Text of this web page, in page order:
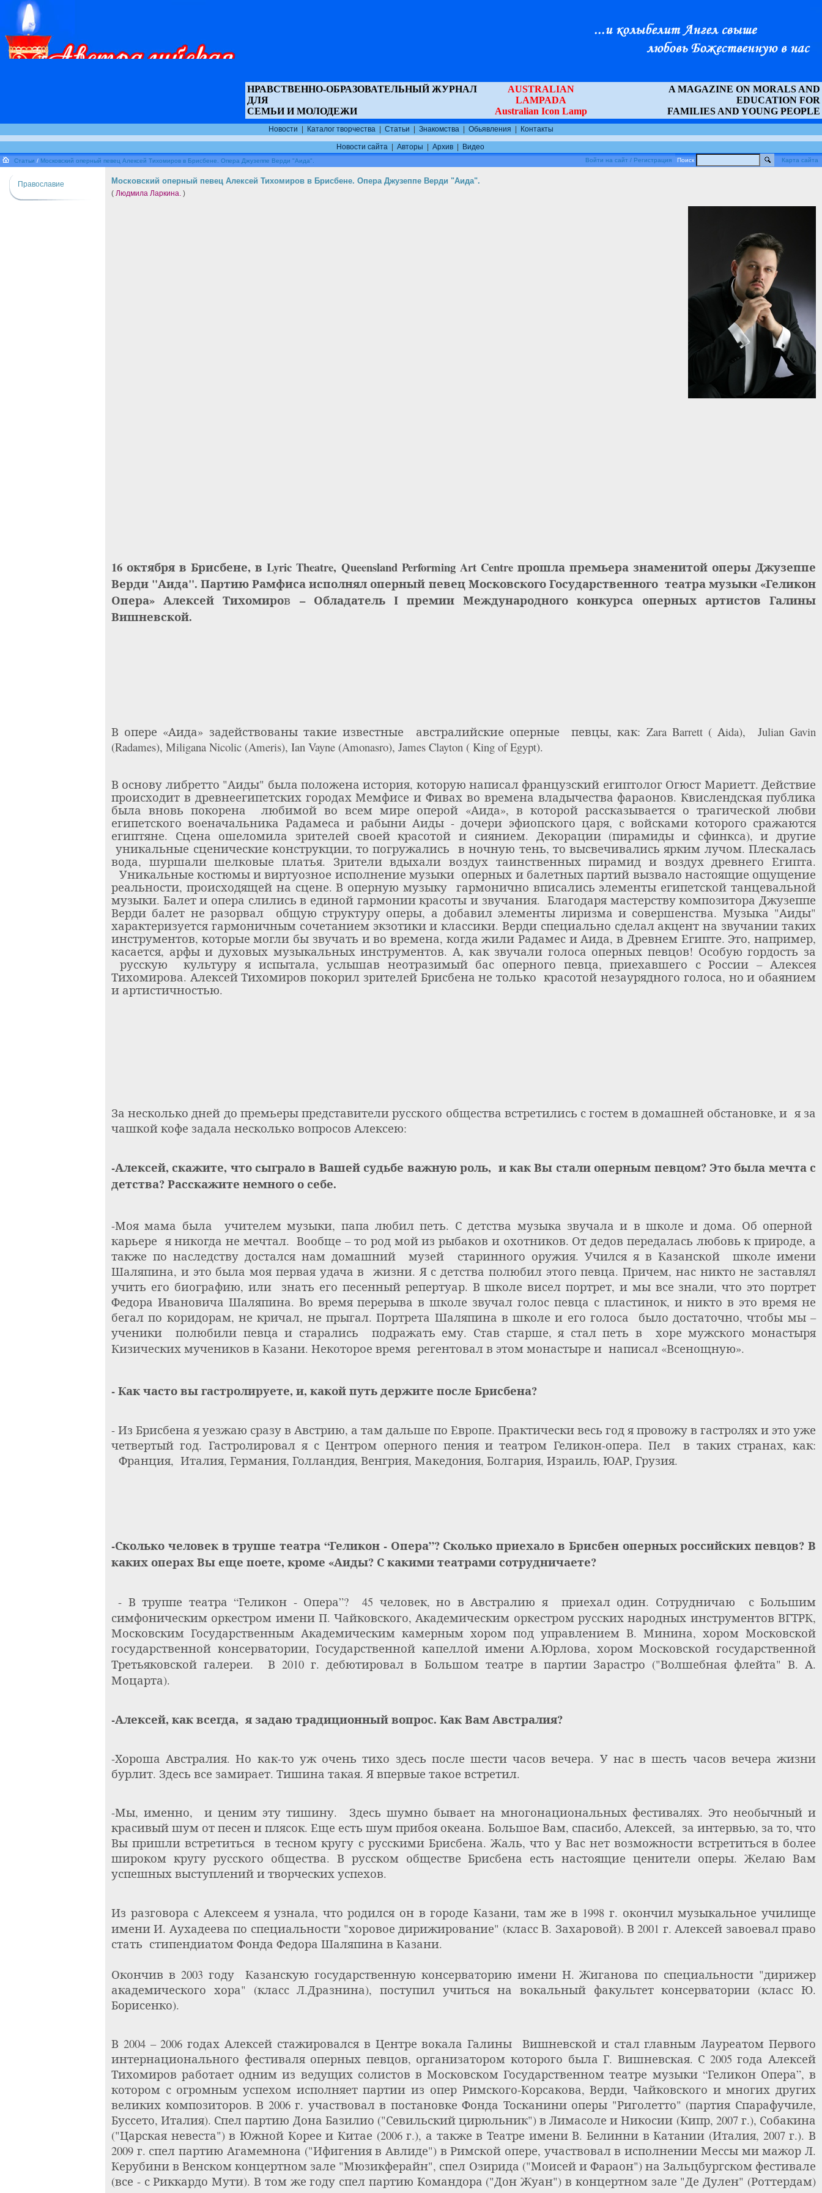
НРАВСТВЕННО-ОБРАЗОВАТЕЛЬНЫЙ ЖУРНАЛ
ДЛЯ
СЕМЬИ И МОЛОДЕЖИ
AUSTRALIAN
LAMPADA
Australian Icon Lamp
A MAGAZINE ON MORALS AND
EDUCATION FOR
FAMILIES AND YOUNG PEOPLE
Новости Каталог творчества Статьи Знакомства Обьявления Контакты
Новости сайта Авторы Архив Видео
Статьи / Московский оперный певец Алексей Тихомиров в Брисбене. Опера Джузеппе Верди "Аида". Войти на сайт / Регистрация Поиск Карта сайта
Православие Московский оперный певец Алексей Тихомиров в Брисбене. Опера Джузеппе Верди "Аида".
( Людмила Ларкина. )
16 октября в Брисбене, вLyric Theatre, Queensland Performing Art Centre прошла премьера знаменитой оперы Джузеппе
Верди "Аида". Партию Рамфиса исполнял оперный певец Московского Государственного театра музыки «Геликон
Опера» Алексей Тихомиров – Обладатель I премии Международного конкурса оперных артистов Галины
Вишневской.
В опере «Аида» задействованы такие известные австралийские оперные певцы, как: Zara Barrett( Аida), Julian Gavin
(Radames), Miligana Nicolic (Ameris), Ian Vayne (Amonasro), James Clayton ( King of Egypt).
В основу либретто "Аиды" была положена история, которую написал французский египтолог Огюст Мариетт. Действие
происходит в древнеегипетских городах Мемфисе и Фивах во времена владычества фараонов. Квислендская публика
была вновь покорена
любимой во всем мире оперой «Аида», в которой рассказывается о трагической любви
египетского военачальника Радамеса и рабыни Аиды - дочери эфиопского царя, с войсками которого сражаются
египтяне. Сцена ошеломила зрителей своей красотой и сиянием. Декорации (пирамиды и сфинкса), и другие
уникальные сценические конструкции, то погружались
в ночную тень, то высвечивались ярким лучом. Плескалась
вода, шуршали шелковые платья. Зрители вдыхали воздух таинственных пирамид и воздух древнего Египта.
Уникальные костюмы и виртуозное исполнение музыки оперных и балетных партий вызвало настоящие ощущение
реальности, происходящей на сцене. В оперную музыку гармонично вписались элементы египетской танцевальной
музыки. Балет и опера слились в единой гармонии красоты и звучания. Благодаря мастерству композитора Джузеппе
Верди балет не разорвал
общую структуру оперы, а добавил элементы лиризма и совершенства. Музыка "Аиды"
характеризуется гармоничным сочетанием экзотики и классики. Верди специально сделал акцент на звучании таких
инструментов, которые могли бы звучать и во времена, когда жили Радамес и Аида, в Древнем Египте. Это, например,
касается, арфы и духовых музыкальных инструментов. А, как звучали голоса оперных певцов! Особую гордость за
русскую
культуру я испытала, услышав неотразимый бас оперного певца, приехавшего с России – Алексея
Тихомирова. Алексей Тихомиров покорил зрителей Брисбена не только красотой незаурядного голоса, но и обаянием
и артистичностью.
За несколько дней до премьеры представители русского общества встретились с гостем в домашней обстановке, и я за
чашкой кофе задала несколько вопросов Алексею:
-Алексей, скажите, что сыграло в Вашей судьбе важную роль, и как Вы стали оперным певцом? Это была мечта с
детства? Расскажите немного о себе.
-Моя мама была
учителем музыки, папа любил петь. С детства музыка звучала и в школе и дома. Об оперной
карьере я никогда не мечтал. Вообще – то род мой из рыбаков и охотников. От дедов передалась любовь к природе, а
также по наследству достался нам домашний
музей старинного оружия. Учился я в Казанской
школе имени
Шаляпина, и это была моя первая удача в
жизни. Я с детства полюбил этого певца. Причем, нас никто не заставлял
учить его биографию, или
знать его песенный репертуар. В школе висел портрет, и мы все знали, что это портрет
Федора Ивановича Шаляпина. Во время перерыва в школе звучал голос певца с пластинок, и никто в это время не
бегал по коридорам, не кричал, не прыгал. Портрета Шаляпина в школе и его голоса
было достаточно, чтобы мы –
ученики
полюбили певца и старались подражать ему. Став старше, я стал петь в
хоре мужского монастыря
Кизических мучеников в Казани. Некоторое время регентовал в этом монастыре и написал «Всенощную».
- Как часто вы гастролируете, и, какой путь держите после Брисбена?
- Из Брисбена я уезжаю сразу в Австрию, а там дальше по Европе. Практически весь год я провожу в гастролях и это уже
четвертый год. Гастролировал я с Центром оперного пения и театром Геликон-опера. Пел
в таких странах, как:
Франция, Италия, Германия, Голландия, Венгрия, Македония, Болгария, Израиль, ЮАР, Грузия.
-Сколько человек в труппе театра “Геликон - Опера”? Сколько приехало в Брисбен оперных российских певцов? В
каких операх Вы еще поете, кроме «Аиды? С какими театрами сотрудничаете?
- В труппе театра “Геликон - Опера”? 45 человек, но в Австралию я приехал один. Сотрудничаю
с Большим
симфоническим оркестром имени П. Чайковского, Академическим оркестром русских народных инструментов ВГТРК,
Московским Государственным Академическим камерным хором под управлением В. Минина, хором Московской
государственной консерватории, Государственной капеллой имени А.Юрлова, хором Московской государственной
Третьяковской галереи.
В 2010 г. дебютировал в Большом театре в партии Зарастро ("Волшебная флейта" В. А.
Моцарта).
-Алексей, как всегда, я задаю традиционный вопрос. Как Вам Австралия?
-Хороша Австралия. Но как-то уж очень тихо здесь после шести часов вечера. У нас в шесть часов вечера жизни
бурлит. Здесь все замирает. Тишина такая. Я впервые такое встретил.
-Мы, именно, и ценим эту тишину.
Здесь шумно бывает на многонациональных фестивалях. Это необычный и
красивый шум от песен и плясок. Еще есть шум прибоя океана. Большое Вам, спасибо, Алексей, за интервью, за то, что
Вы пришли встретиться
в тесном кругу с русскими Брисбена. Жаль, что у Вас нет возможности встретиться в более
широком кругу русского общества. В русском обществе Брисбена есть настоящие ценители оперы. Желаю Вам
успешных выступлений и творческих успехов.
Из разговора с Алексеем я узнала, что родился он в городе Казани, там же в 1998 г. окончил музыкальное училище
имени И. Аухадеева по специальности "хоровое дирижирование" (класс В. Захаровой). В 2001 г. Алексей завоевал право
стать стипендиатом Фонда Федора Шаляпина в Казани.
Окончив в 2003 году
Казанскую государственную консерваторию имени Н. Жиганова по специальности "дирижер
академического хора" (класс Л.Дразнина), поступил учиться на вокальный факультет консерватории (класс Ю.
Борисенко).
В 2004 – 2006 годах Алексей стажировался в Центре вокала Галины
Вишневской и стал главным Лауреатом Первого
интернационального фестиваля оперных певцов, организатором которого была Г. Вишневская. С 2005 года Алексей
Тихомиров работает одним из ведущих солистов в Московском Государственном театре музыки “Геликон Опера”, в
котором с огромным успехом исполняет партии из опер Римского-Корсакова, Верди, Чайковского и многих других
великих композиторов. В 2006 г. участвовал в постановке Фонда Тосканини оперы "Риголетто" (партия Спарафучиле,
Буссето, Италия). Спел партию Дона Базилио ("Севильский цирюльник") в Лимасоле и Никосии (Кипр, 2007 г.), Собакина
("Царская невеста") в Южной Корее и Китае (2006 г.), а также в Театре имени В. Белинни в Катании (Италия, 2007 г.). В
2009 г. спел партию Агамемнона ("Ифигения в Авлиде") в Римской опере, участвовал в исполнении Мессы ми мажор Л.
Керубини в Венском концертном зале "Мюзикферайн", спел Озирида ("Моисей и Фараон") на Зальцбургском фестивале
(все - с Риккардо Мути). В том же году спел партию Командора ("Дон Жуан") в концертном зале "Де Дулен" (Роттердам)